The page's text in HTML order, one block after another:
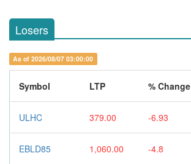
Losers
As of 2026/08/07 03:00:00
Symbol LTP % Change
ULHC 379.00 -6.93
EBLD85 1,060.00 -4.8